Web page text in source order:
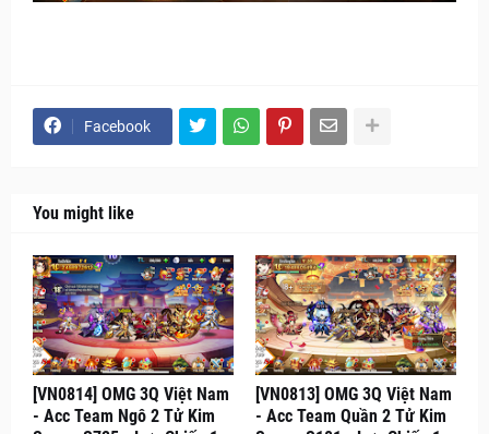
Facebook
You might like
[VN0814] OMG 3Q Việt Nam
- Acc Team Ngô 2 Tử Kim
[VN0813] OMG 3Q Việt Nam
- Acc Team Quần 2 Tử Kim